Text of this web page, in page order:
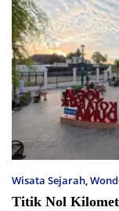
Wisata Sejarah,
Titik Nol